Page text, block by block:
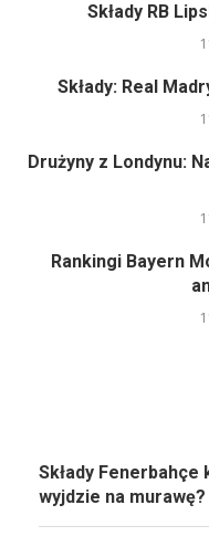
Składy RB
Składy: Real
Drużyny z Londynu:
Rankingi Bayern
Składy
wyjdzie na murawę?